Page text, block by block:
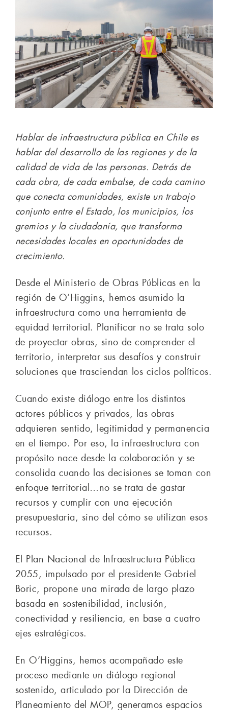
Hablar de infraestructura pública en Chile es
hablar del desarrollo de las regiones y de la
calidad de vida de las personas. Detrás de
cada obra, de cada embalse, de cada camino
que conecta comunidades, existe un trabajo
conjunto entre el Estado, los municipios, los
gremios y la ciudadanía, que transforma
necesidades locales en oportunidades de
crecimiento.
Desde el Ministerio de Obras Públicas en la
región de O’Higgins, hemos asumido la
infraestructura como una herramienta de
equidad territorial. Planificar no se trata solo
de proyectar obras, sino de comprender el
territorio, interpretar sus desafíos y construir
soluciones que trasciendan los ciclos políticos.
Cuando existe diálogo entre los distintos
actores públicos y privados, las obras
adquieren sentido, legitimidad y permanencia
en el tiempo. Por eso, la infraestructura con
propósito nace desde la colaboración y se
consolida cuando las decisiones se toman con
enfoque territorial…no se trata de gastar
recursos y cumplir con una ejecución
presupuestaria, sino del cómo se utilizan esos
recursos.
El Plan Nacional de Infraestructura Pública
2055, impulsado por el presidente Gabriel
Boric, propone una mirada de largo plazo
basada en sostenibilidad, inclusión,
conectividad y resiliencia, en base a cuatro
ejes estratégicos.
En O’Higgins, hemos acompañado este
proceso mediante un diálogo regional
sostenido, articulado por la Dirección de
Planeamiento del MOP, generamos espacios